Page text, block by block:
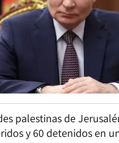
palestinas de
y 60 detenidos en